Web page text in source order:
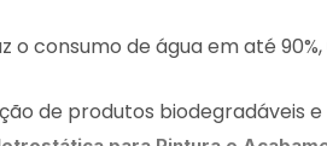
o consumo de água em até
de produtos biodegradáveis